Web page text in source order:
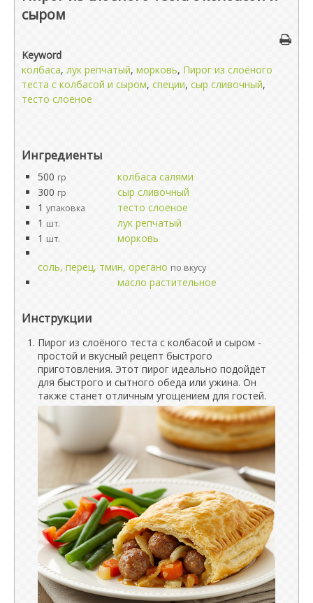
сыром
Keyword
колбаса, лук репчатый, морковь, Пирог из слоёного
теста с колбасой и сыром, специи, сыр сливочный,
тесто слоёное
Ингредиенты
500 гр
колбаса салями
300 гр
сыр сливочный
1 упаковка
тесто слоеное
1 шт.
лук репчатый
1 шт. морковь
соль, перец, тмин, орегано по вкусу
масло растительное
Инструкции
Пирог из слоёного теста с колбасой и сыром -
простой и вкусный рецепт быстрого
приготовления. Этот пирог идеально подойдёт
для быстрого и сытного обеда или ужина. Он
также станет отличным угощением для гостей.